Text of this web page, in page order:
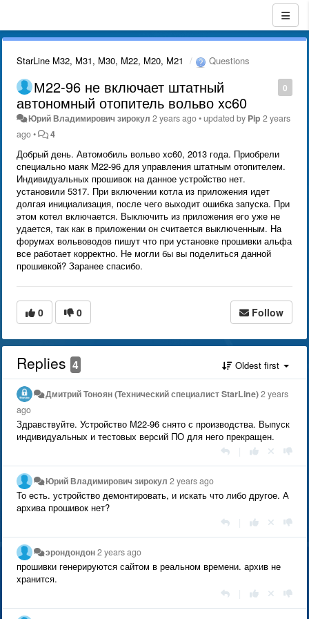
StarLine M32, M31, M30, M22, M20, M21 Questions
0
М22-96 не включает штатный
автономный отопитель вольво xc60
Юрий Владимирович зирокул 2 years ago•updated by Pip 2 years
ago• 4
Добрый день. Автомобиль вольво xc60, 2013 года. Приобрели
специально маяк М22-96 для управления штатным отопителем.
Индивидуальных прошивок на данное устройство нет.
установили 5317. При включении котла из приложения идет
долгая инициализация, после чего выходит ошибка запуска. При
этом котел включается. Выключить из приложения его уже не
удается, так как в приложении он считается выключенным. На
форумах вольвоводов пишут что при установке прошивки альфа
все работает корректно. Не могли бы вы поделиться данной
прошивкой? Заранее спасибо.
0 0 Follow
Replies 4 Oldest first
Дмитрий Тонoян (Технический специалист StarLine)2 years
ago
Здравствуйте. Устройство М22-96 снято с производства. Выпуск
индивидуальных и тестовых версий ПО для него прекращен.
Юрий Владимирович зирокул 2 years ago
То есть. устройство демонтировать, и искать что либо другое. А
архива прошивок нет?
эрондондон2 years ago
прошивки генерируются сайтом в реальном времени. архив не
хранится.